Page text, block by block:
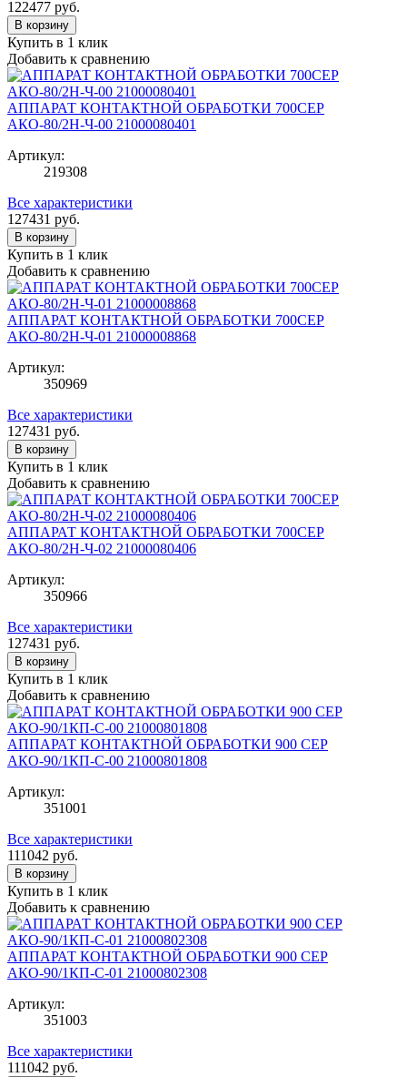
122477 руб.
В корзину
Купить в 1 клик
Добавить к сравнению
АППАРАТ КОНТАКТНОЙ ОБРАБОТКИ 700СЕР
АКО-80/2Н-Ч-00 21000080401
Артикул:
219308
Все характеристики
127431 руб.
В корзину
Купить в 1 клик
Добавить к сравнению
АППАРАТ КОНТАКТНОЙ ОБРАБОТКИ 700СЕР
АКО-80/2Н-Ч-01 21000008868
Артикул:
350969
Все характеристики
127431 руб.
В корзину
Купить в 1 клик
Добавить к сравнению
АППАРАТ КОНТАКТНОЙ ОБРАБОТКИ 700СЕР
АКО-80/2Н-Ч-02 21000080406
Артикул:
350966
Все характеристики
127431 руб.
В корзину
Купить в 1 клик
Добавить к сравнению
АППАРАТ КОНТАКТНОЙ ОБРАБОТКИ 900 СЕР
АКО-90/1КП-С-00 21000801808
Артикул:
351001
Все характеристики
111042 руб.
В корзину
Купить в 1 клик
Добавить к сравнению
АППАРАТ КОНТАКТНОЙ ОБРАБОТКИ 900 СЕР
АКО-90/1КП-С-01 21000802308
Артикул:
351003
Все характеристики
111042 руб.